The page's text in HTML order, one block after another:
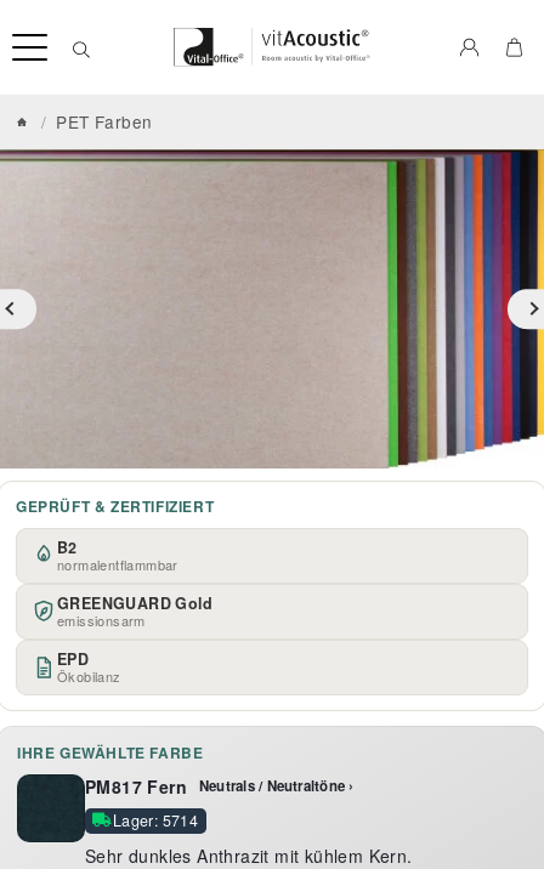
/ PET Farben
GEPRÜFT & ZERTIFIZIERT
B2
normalentflammbar
GREENGUARD Gold
emissionsarm
EPD
Ökobilanz
IHRE GEWÄHLTE FARBE
PM817 Fern Neutrals / Neutraltöne ›
Lager: 5714
Sehr dunkles Anthrazit mit kühlem Kern.